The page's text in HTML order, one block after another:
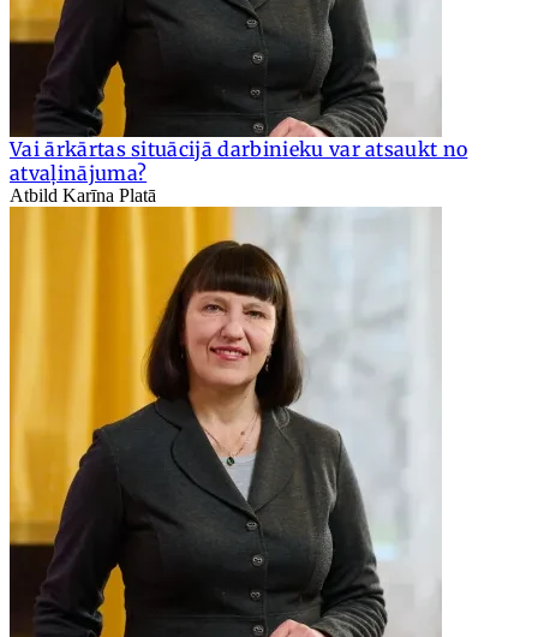
Vai ārkārtas situācijā darbinieku var atsaukt no
atvaļinājuma?
Atbild Karīna Platā